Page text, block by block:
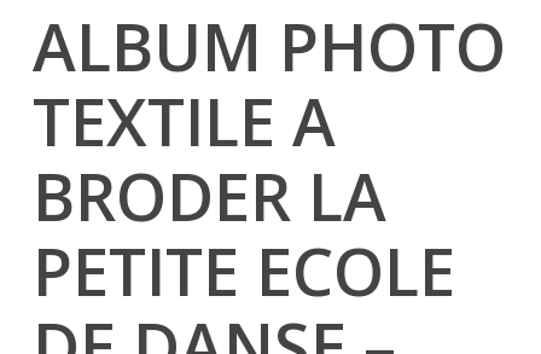
ALBUM PHOTO
TEXTILE A
BRODER LA
PETITE ECOLE